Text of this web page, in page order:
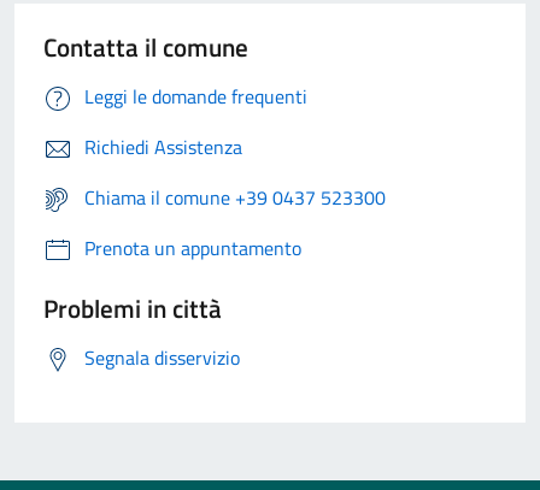
Contatta il comune
Leggi le domande frequenti
Richiedi Assistenza
Chiama il comune +39 0437 523300
Prenota un appuntamento
Problemi in città
Segnala disservizio